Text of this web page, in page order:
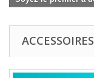
ACCESSOIRES